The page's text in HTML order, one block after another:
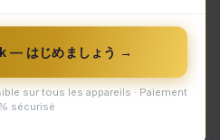
はじめましょう →
sur tous les appareils · Paiement
sécurisé
chatons
plus fermes avec
des coussinets plus